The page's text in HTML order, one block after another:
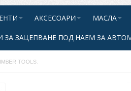
АКСЕСОАРИ МАСЛА
ЗА ЗАЦЕПВАНЕ ПОД НАЕМ ЗА
TOOLS.